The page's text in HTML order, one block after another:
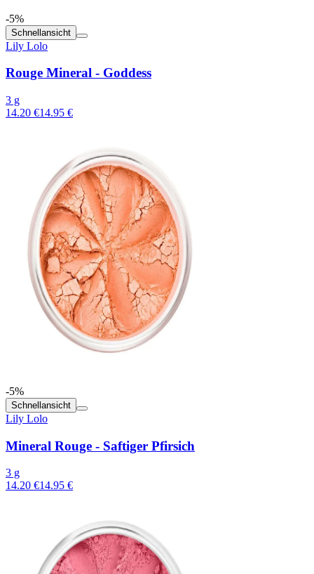
-5%
Schnellansicht
Lily Lolo
Rouge Mineral - Goddess
3 g
14.20 €14.95 €
-5%
Schnellansicht
Lily Lolo
Mineral Rouge - Saftiger Pfirsich
3 g
14.20 €14.95 €